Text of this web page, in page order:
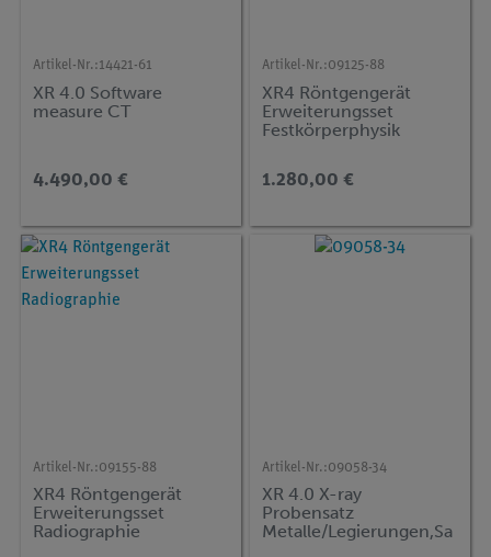
Artikel-Nr.:14421-61
XR 4.0 Software
measure CT
4.490,00 €
Artikel-Nr.:09125-88
XR4 Röntgengerät
Erweiterungsset
Festkörperphysik
1.280,00 €
Artikel-Nr.:09155-88
XR4 Röntgengerät
Erweiterungsset
Radiographie
Artikel-Nr.:09058-34
XR 4.0 X-ray
Probensatz
Metalle/Legierungen,Sa